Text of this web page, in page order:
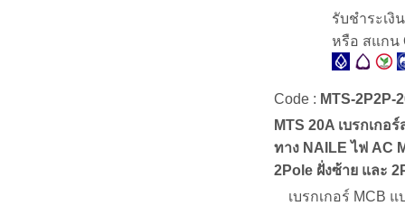
รับชำระเงิ
หรือ สแกน
Code : MTS-2P2P-
MTS 20A เบรกเกอ
ทาง NAILE ไฟ AC
2Pole ฝั่งซ้าย และ
เบรกเกอร์ MCB แ